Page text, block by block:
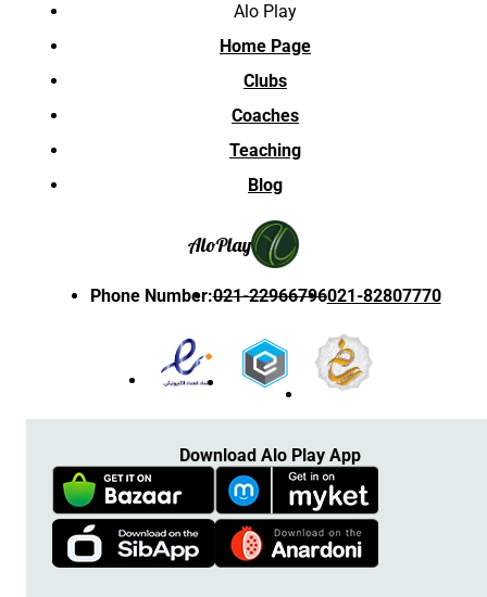
Alo Play
Home Page
Clubs
Coaches
Teaching
Blog
AloPlay
Phone Number:021-22966796021-82807770
Download Alo Play App